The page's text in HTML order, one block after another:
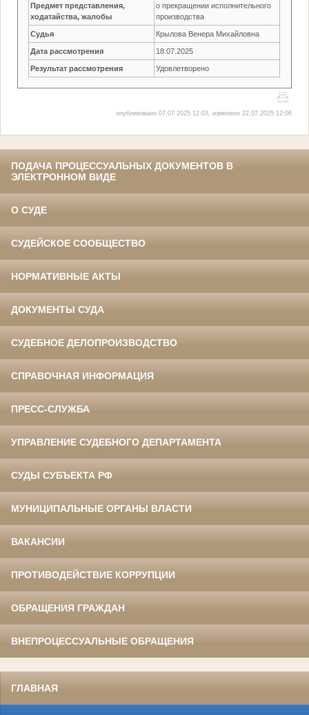
Предмет представления,
ходатайства, жалобы
о прекращении исполнительного
производства
Судья Крылова Венера Михайловна
Дата рассмотрения 18.07.2025
Результат рассмотрения Удовлетворено
опубликовано 07.07.2025 12:03, изменено 22.07.2025 12:06
ПОДАЧА ПРОЦЕССУАЛЬНЫХ ДОКУМЕНТОВ В
ЭЛЕКТРОННОМ ВИДЕ
О СУДЕ
СУДЕЙСКОЕ СООБЩЕСТВО
НОРМАТИВНЫЕ АКТЫ
ДОКУМЕНТЫ СУДА
СУДЕБНОЕ ДЕЛОПРОИЗВОДСТВО
СПРАВОЧНАЯ ИНФОРМАЦИЯ
ПРЕСС-СЛУЖБА
УПРАВЛЕНИЕ СУДЕБНОГО ДЕПАРТАМЕНТА
СУДЫ СУБЪЕКТА РФ
МУНИЦИПАЛЬНЫЕ ОРГАНЫ ВЛАСТИ
ВАКАНСИИ
ПРОТИВОДЕЙСТВИЕ КОРРУПЦИИ
ОБРАЩЕНИЯ ГРАЖДАН
ВНЕПРОЦЕССУАЛЬНЫЕ ОБРАЩЕНИЯ
ГЛАВНАЯ